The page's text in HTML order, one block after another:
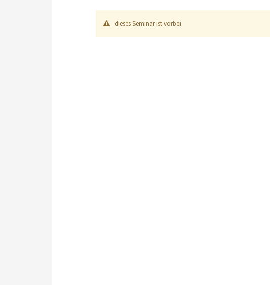
dieses Seminar ist vorbei